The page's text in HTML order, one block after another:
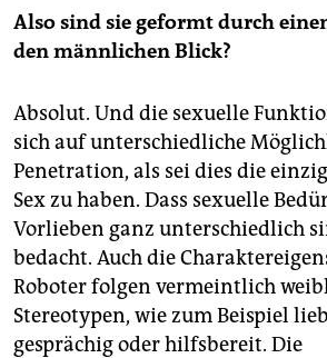
Also sind sie geformt durch
den männlichen Blick?
Absolut. Und die sexuelle
sich auf unterschiedliche
Penetration, als sei dies die
Sex zu haben. Dass sexuelle
Vorlieben ganz unterschiedlich
bedacht. Auch die
Roboter folgen vermeintlich
Stereotypen, wie zum Beispiel
gesprächig oder hilfsbereit. Die